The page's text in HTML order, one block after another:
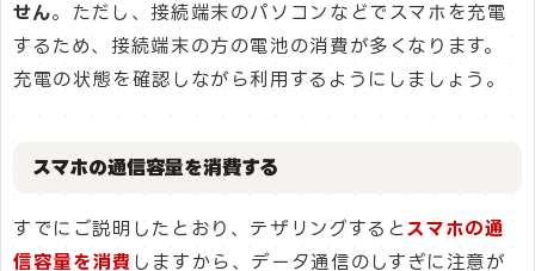
せん。ただし、接続端末のパソコンなどでスマホを充電
するため、接続端末の方の電池の消費が多くなります。
充電の状態を確認しながら利用するようにしましょう。
スマホの通信容量を消費する
すでにご説明したとおり、テザリングすると スマホの通
信容量を消費 しますから、データ通信のしすぎに注意が